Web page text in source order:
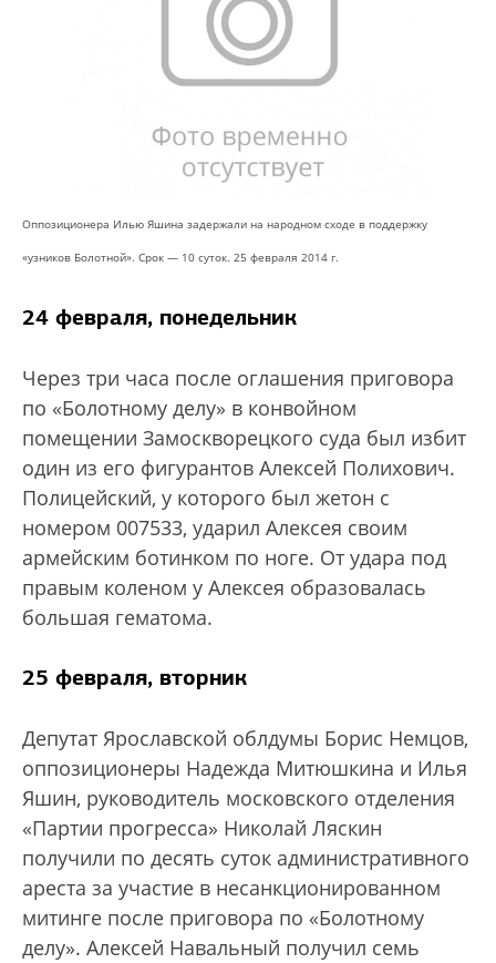
Оппозиционера Илью Яшина задержали на народном сходе в поддержку
«узников Болотной». Срок — 10 суток. 25 февраля 2014 г.
24 февраля, понедельник
Через три часа после оглашения приговора
по «Болотному делу» в конвойном
помещении Замоскворецкого суда был избит
один из его фигурантов Алексей Полихович.
Полицейский, у которого был жетон с
номером 007533, ударил Алексея своим
армейским ботинком по ноге. От удара под
правым коленом у Алексея образовалась
большая гематома.
25 февраля, вторник
Депутат Ярославской облдумы Борис Немцов,
оппозиционеры Надежда Митюшкина и Илья
Яшин, руководитель московского отделения
«Партии прогресса» Николай Ляскин
получили по десять суток административного
ареста за участие в несанкционированном
митинге после приговора по «Болотному
делу». Алексей Навальный получил семь